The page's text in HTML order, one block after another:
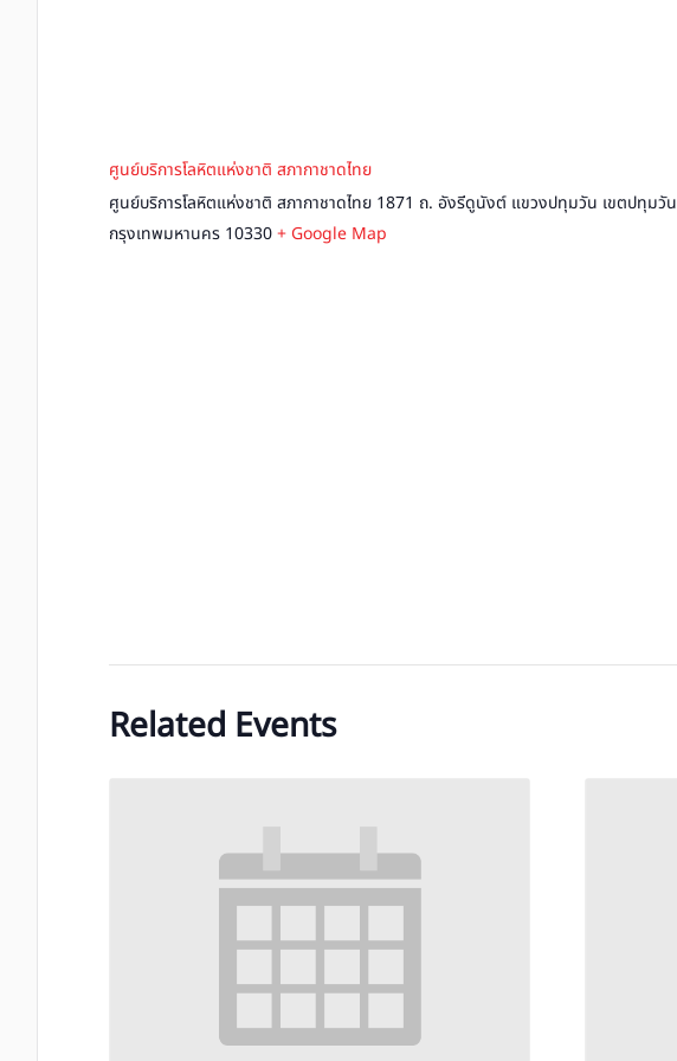
ศูนย์บริการโลหิตแห่งชาติ สภากาชาดไทย
ศูนย์บริการโลหิตแห่งชาติ สภากาชาดไทย 1871 ถ. อังรีดูนังต์ แขวงปทุมวัน เขตปทุมวัน
กรุงเทพมหานคร 10330+ Google Map
Related Events